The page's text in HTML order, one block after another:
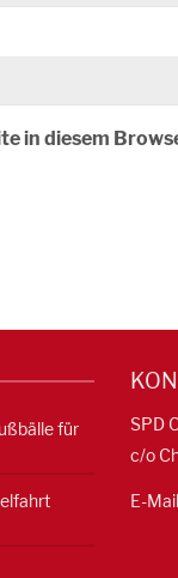
in diesem
für
SPD
c/o
E-